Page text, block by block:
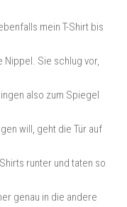
mein T-Shirt bis
Nippel. Sie schlug vor,
also zum Spiegel
will, geht die Tür auf
runter und taten so
genau in die andere